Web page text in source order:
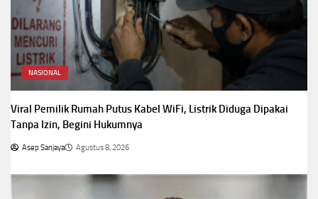
NASIONAL
Viral Pemilik Rumah Putus Kabel WiFi, Listrik Diduga Dipakai
Tanpa Izin, Begini Hukumnya
Asep Sanjaya Agustus 8, 2026